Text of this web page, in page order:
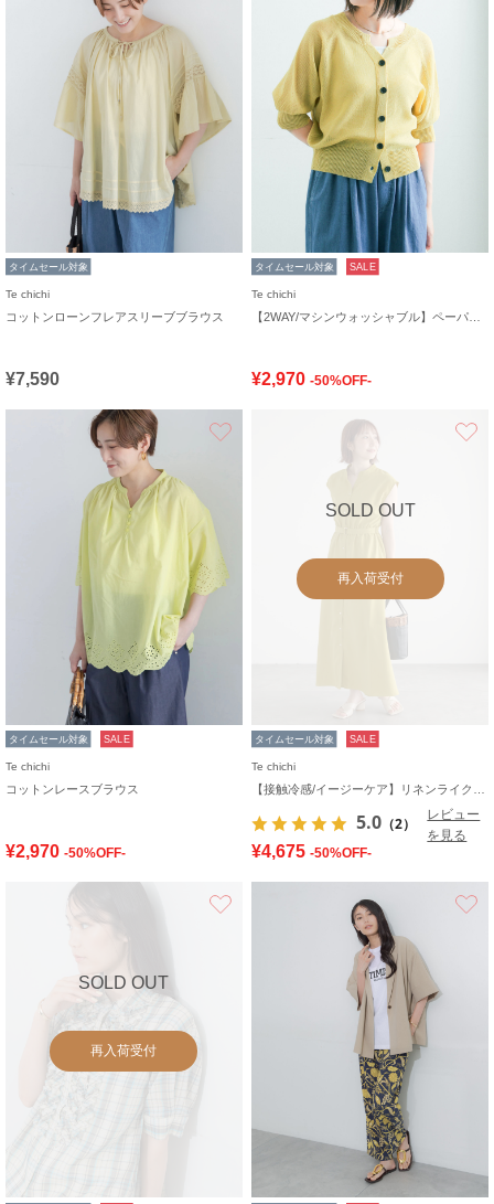
タイムセール対象
Te chichi
コットンローンフレアスリーブブラウス
¥7,590
タイムセール対象 SALE
Te chichi
¥2,970 -50%OFF-
タイムセール対象 SALE
Te chichi
コットンレースブラウス
¥2,970 -50%OFF-
SOLD OUT
再入荷受付
タイムセール対象 SALE
Te chichi
5.0 （2）
レビュー
を見る
¥4,675 -50%OFF-
SOLD OUT
再入荷受付